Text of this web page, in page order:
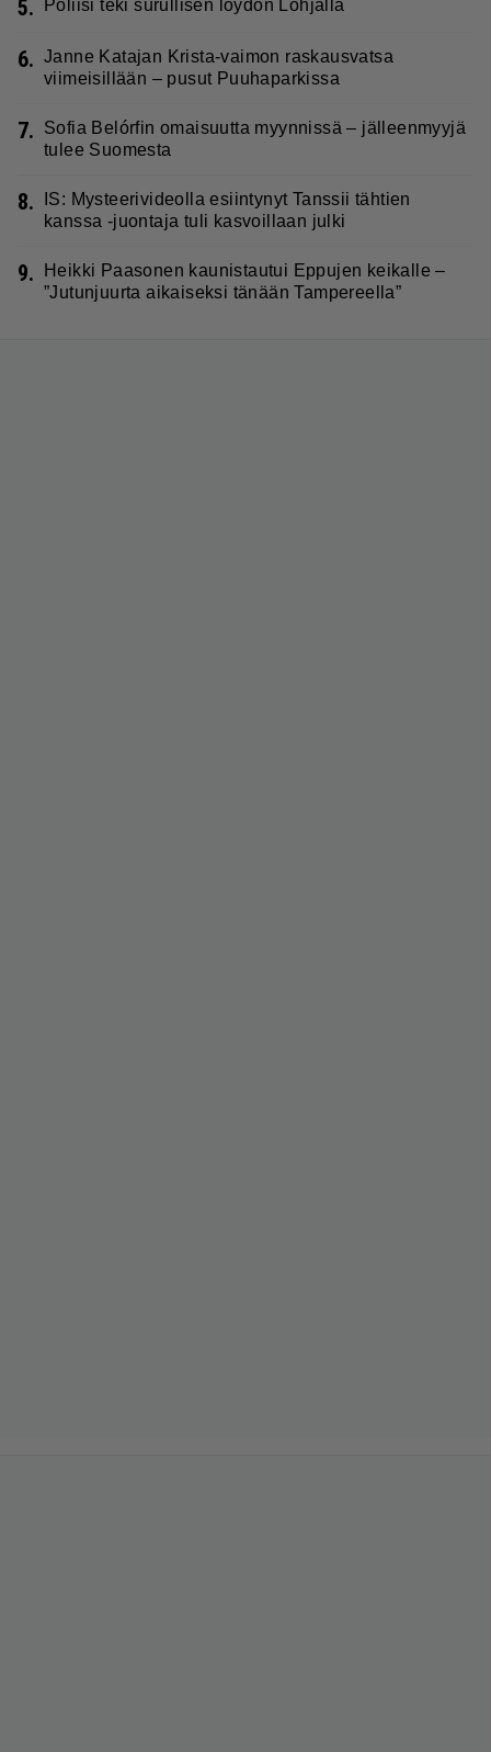
5. Poliisi teki surullisen löydön Lohjalla
6. Janne Katajan Krista-vaimon raskausvatsa
viimeisillään – pusut Puuhaparkissa
7.
Sofia Belórfin omaisuutta myynnissä – jälleenmyyjä
tulee Suomesta
8.
IS: Mysteerivideolla esiintynyt Tanssii tähtien
kanssa -juontaja tuli kasvoillaan julki
9.
Heikki Paasonen kaunistautui Eppujen keikalle –
”Jutunjuurta aikaiseksi tänään Tampereella”